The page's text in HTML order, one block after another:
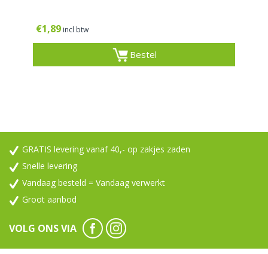
€1,89 incl btw
Bestel
GRATIS levering vanaf 40,- op zakjes zaden
Snelle levering
Vandaag besteld = Vandaag verwerkt
Groot aanbod
VOLG ONS VIA